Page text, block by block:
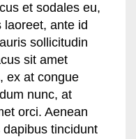
et sodales eu,
laoreet, ante id
sollicitudin
sit amet
ex at congue
nunc, at
orci. Aenean
tincidunt